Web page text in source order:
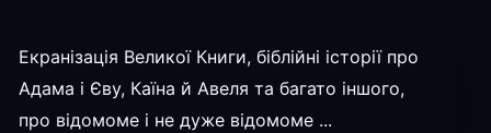
Екранізація Великої Книги, біблійні історії про
Адама і Єву, Каїна й Авеля та багато іншого,
про відомоме і не дуже відомоме ...